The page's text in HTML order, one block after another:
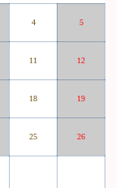
4 5
11 12
18 19
25 26